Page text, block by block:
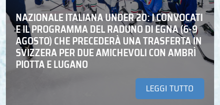
NAZIONALE ITALIANA UNDER 20: I CONVOCATI
E IL PROGRAMMA DEL RADUNO DI EGNA (6-9
AGOSTO) CHE PRECEDERÀ UNA TRASFERTA IN
SVIZZERA PER DUE AMICHEVOLI CON AMBRÌ
PIOTTA E LUGANO
LEGGI TUTTO